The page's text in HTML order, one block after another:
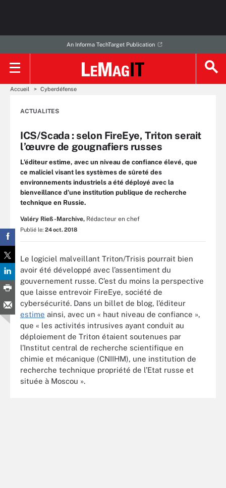
An Informa TechTarget Publication
Accueil Cyberdéfense
ACTUALITES
ICS/Scada : selon FireEye, Triton serait
l’œuvre de gougnafiers russes
L’éditeur estime, avec un niveau de confiance élevé, que
ce maliciel visant les systèmes de sûreté des
environnements industriels a été déployé avec la
bienveillance d’une institution publique de recherche
technique en Russie.
Valéry Rieß-Marchive, Rédacteur en chef
Publié le: 24 oct. 2018
Le logiciel malveillant Triton/Trisis pourrait bien
avoir été développé avec l’assentiment du
gouvernement russe. C’est du moins la perspective
que laisse entrevoir FireEye, société de
cybersécurité. Dans un billet de blog, l’éditeur
estime ainsi, avec un « haut niveau de confiance »,
que « les activités intrusives ayant conduit au
déploiement de Triton étaient soutenues par
l’Institut central de recherche scientifique en
chimie et mécanique (CNIIHM), une institution de
recherche technique propriété de l’Etat russe et
située à Moscou ».